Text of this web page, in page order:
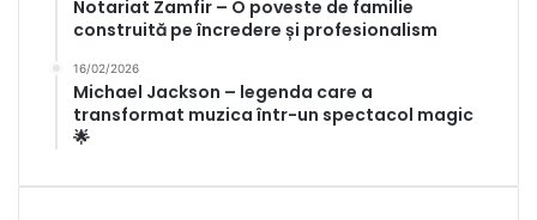
Notariat Zamfir – O poveste de familie
construită pe încredere și profesionalism
16/02/2026
Michael Jackson – legenda care a
transformat muzica într-un spectacol magic
🌟